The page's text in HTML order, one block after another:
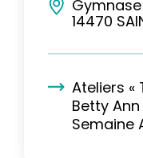
Gymnase
14470
Ateliers «
Betty
Semaine